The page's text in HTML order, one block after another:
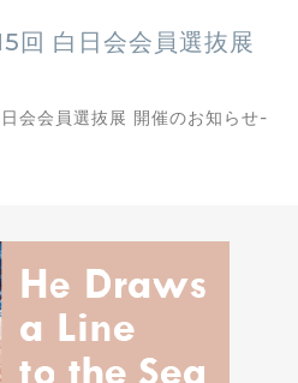
回 白日会会員選抜展
会会員選抜展 開催のお知らせ-